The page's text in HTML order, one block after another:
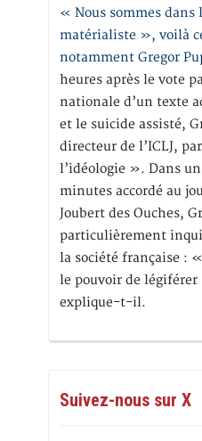
« Nous sommes dans
matérialiste », voilà
notamment Gregor
heures après le vote
nationale d’un texte
et le suicide assisté,
directeur de l’ICLJ,
l’idéologie ». Dans
minutes accordé au
Joubert des Ouches,
particulièrement
la société française :
le pouvoir de
explique-t-il.
Suivez-nous sur X